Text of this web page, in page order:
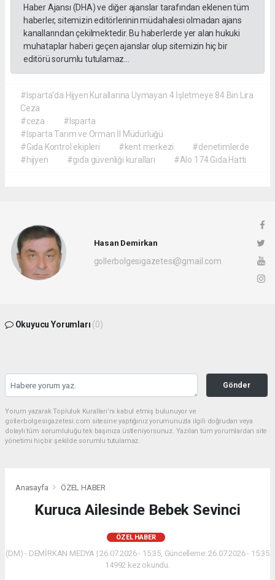
Haber Ajansı (DHA) ve diğer ajanslar tarafından eklenen tüm
haberler, sitemizin editörlerinin müdahalesi olmadan ajans
kanallarından çekilmektedir. Bu haberlerde yer alan hukuki
muhataplar haberi geçen ajanslar olup sitemizin hiç bir
editörü sorumlu tutulamaz...
#Isparta'da Hijyen Kurallarına Uymayan 4 İşletmeye 84 Bin Lira
Ceza
#ceza
#Isparta
#Isparta Tarım ve Orman İl Müdürlüğü
#Gıda Kontrol ekipleri
#kent merkezi
#denetimlerde
#hijyen
#gıda güvenliği kuralları #Alo 174 Gıda Hattı
Hasan Demirkan
gollerbolgesigazetesi@gmail.com
Okuyucu Yorumları (0)
Gönder
Yorum yazarak Topluluk Kuralları’nı kabul etmiş bulunuyor ve
gollerbolgesigazetesi.com sitesine yaptığınız yorumunuzla ilgili doğrudan veya
dolaylı tüm sorumluluğu tek başınıza üstleniyorsunuz. Yazılan tüm yorumlardan site
yönetimi hiçbir şekilde sorumlu tutulamaz.
Anasayfa ÖZEL HABER
Kuruca Ailesinde Bebek Sevinci
ÖZEL HABER
(DM) - DEMİRKAN MEDYA | 26.07.2026 - 15:35, Güncelleme: 26.07.2026 - 15:35
14992 kez okundu.